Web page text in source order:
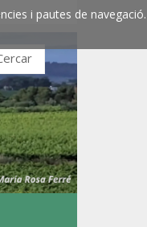
i pautes de navegació.